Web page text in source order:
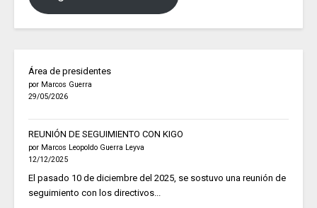
Área de presidentes
por Marcos Guerra
29/05/2026
REUNIÓN DE SEGUIMIENTO CON KIGO
por Marcos Leopoldo Guerra Leyva
12/12/2025
El pasado 10 de diciembre del 2025, se sostuvo una reunión de
seguimiento con los directivos...